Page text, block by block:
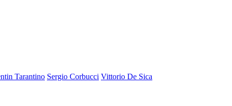
Tarantino Sergio Corbucci Vittorio De Sica